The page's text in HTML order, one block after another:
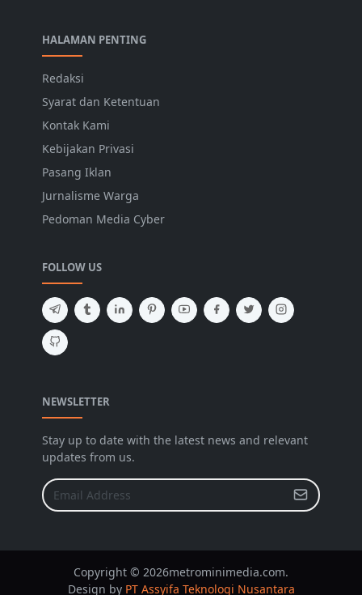
HALAMAN PENTING
Redaksi
Syarat dan Ketentuan
Kontak Kami
Kebijakan Privasi
Pasang Iklan
Jurnalisme Warga
Pedoman Media Cyber
FOLLOW US
NEWSLETTER
Stay up to date with the latest news and relevant
updates from us.
Copyright © 2026metrominimedia.com.
Design by PT Assyifa Teknologi Nusantara